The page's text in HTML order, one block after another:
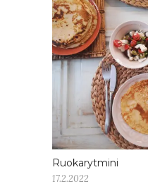
Ruokarytmini
17.2.2022